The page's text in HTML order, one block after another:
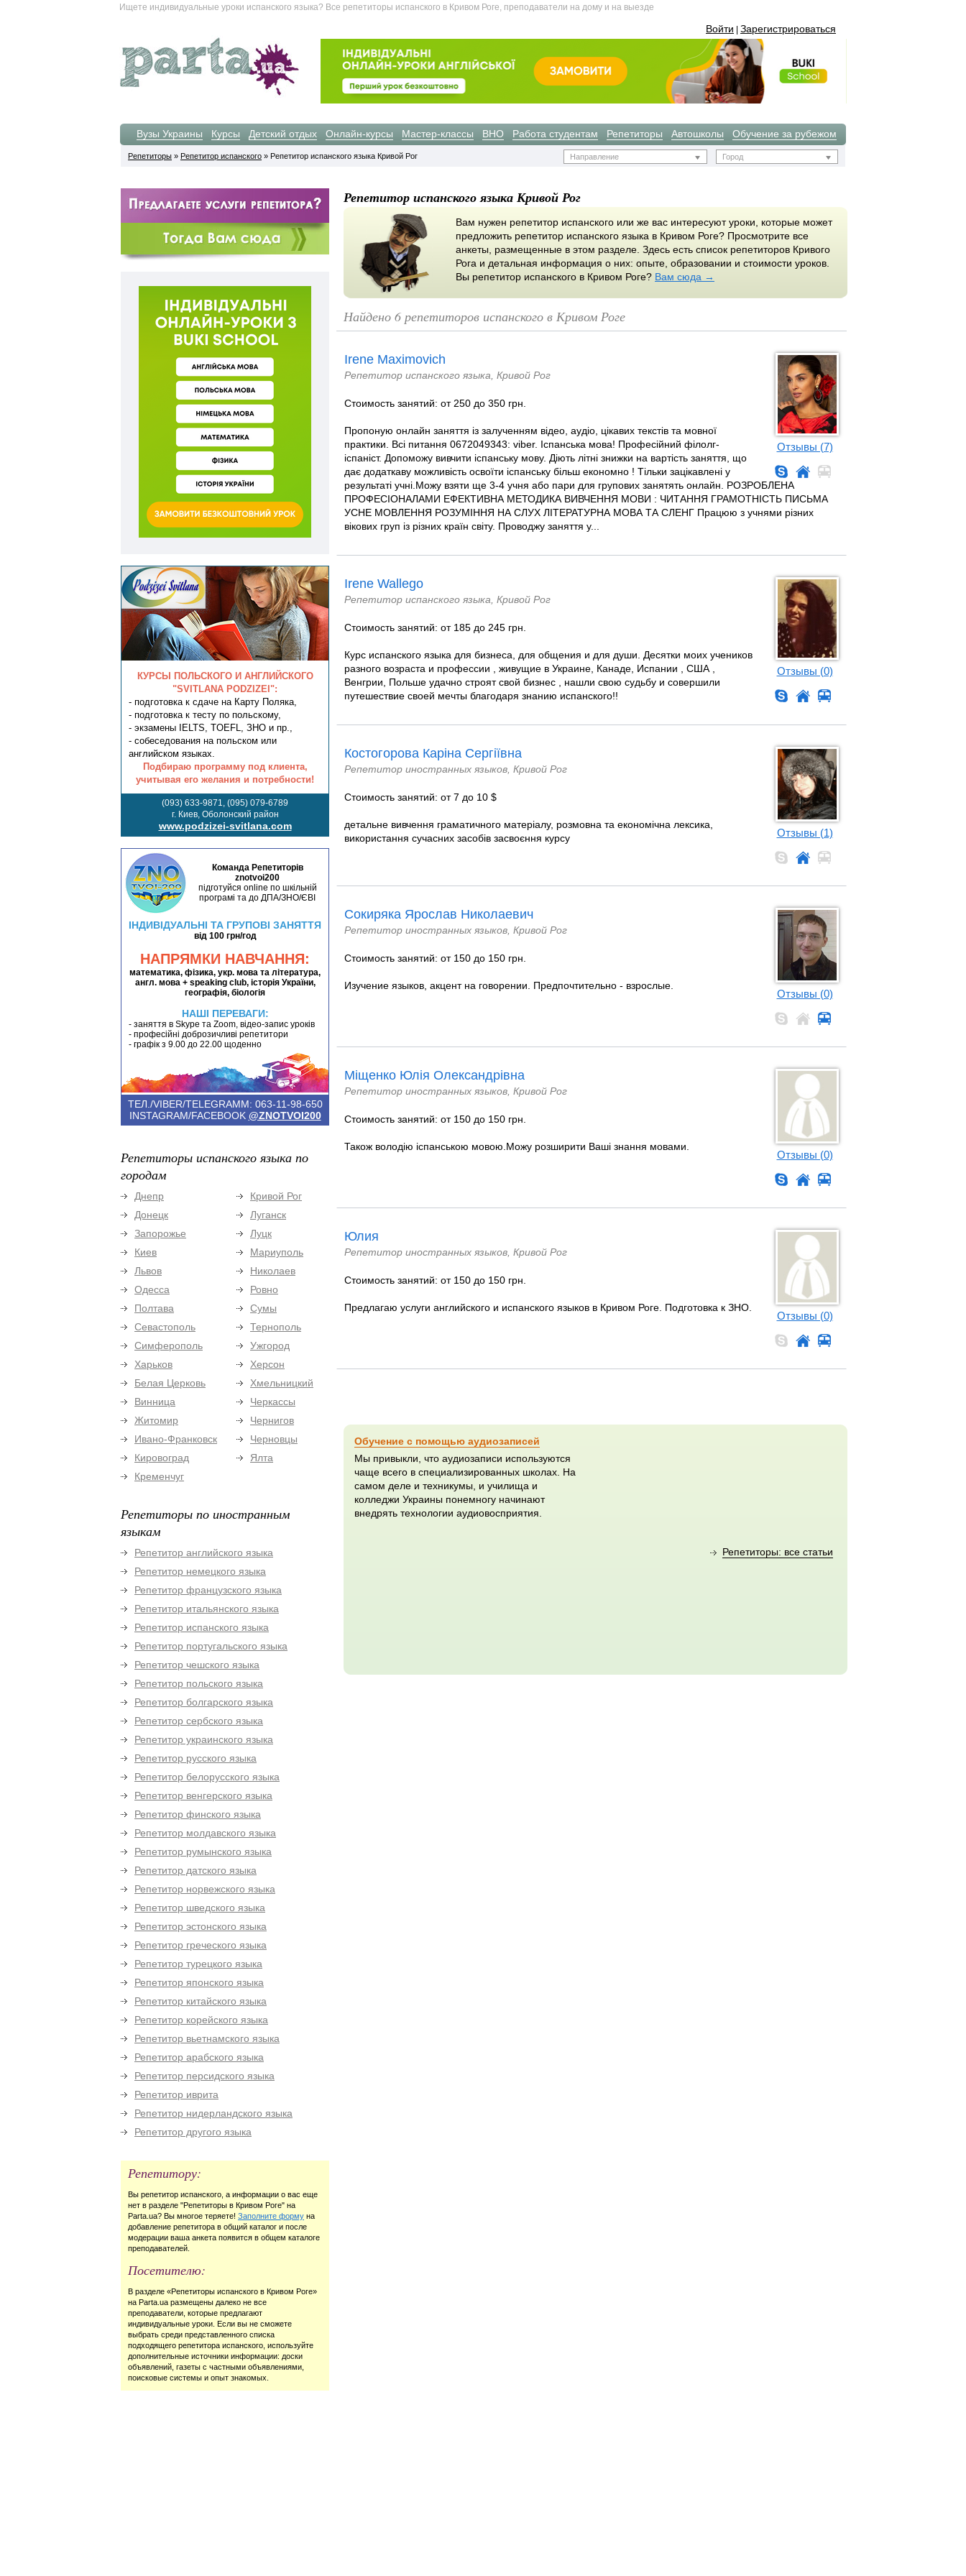
Ищете индивидуальные уроки испанского языка? Все репетиторы испанского в Кривом Роге, преподаватели на дому и на выезде
Войти Зарегистрироваться
Вузы Украины Курсы Детский отдых Онлайн-курсы Мастер-классы ВНО Работа студентам Репетиторы Автошколы Обучение за рубежом
Репетиторы » Репетитор испанского » Репетитор испанского языка Кривой Рог Направление Город
Репетитор испанского языка Кривой Рог
Вам нужен репетитор испанского или же вас интересуют уроки, которые может
предложить репетитор испанского языка в Кривом Роге? Просмотрите все
анкеты, размещенные в этом разделе. Здесь есть список репетиторов Кривого
Рога и детальная информация о них: опыте, образовании и стоимости уроков.
Вы репетитор испанского в Кривом Роге? Вам сюда →
Найдено 6 репетиторов испанского в Кривом Роге
Отзывы (7)
Irene Maximovich
Репетитор испанского языка, Кривой Рог
Стоимость занятий: от 250 до 350 грн.
Пропоную онлайн заняття із залученням відео, аудіо, цікавих текстів та мовної
практики. Всі питання 0672049343: viber. Іспанська мова! Професійний філолг-
іспаніст. Допоможу вивчити іспанську мову. Діють літні знижки на вартість заняття, що
дає додаткаву можливість освоїти іспанську більш економно ! Тільки зацікавлені у
результаті учні.Можу взяти ще 3-4 учня або пари для групових занятять онлайн. РОЗРОБЛЕНА
ПРОФЕСІОНАЛАМИ ЕФЕКТИВНА МЕТОДИКА ВИВЧЕННЯ МОВИ : ЧИТАННЯ ГРАМОТНІСТЬ ПИСЬМА
УСНЕ МОВЛЕННЯ РОЗУМІННЯ НА СЛУХ ЛІТЕРАТУРНА МОВА ТА СЛЕНГ Працюю з учнями різних
вікових груп із різних країн світу. Проводжу заняття у...
Отзывы (0)
Irene Wallego
Репетитор испанского языка, Кривой Рог
Стоимость занятий: от 185 до 245 грн.
Курс испанского языка для бизнеса, для общения и для души. Десятки моих учеников
разного возраста и профессии , живущие в Украине, Канаде, Испании , США ,
Венгрии, Польше удачно строят свой бизнес , нашли свою судьбу и совершили
путешествие своей мечты благодаря знанию испанского!!
Отзывы (1)
Костогорова Каріна Сергіївна
Репетитор иностранных языков, Кривой Рог
Стоимость занятий: от 7 до 10 $
детальне вивчення граматичного матеріалу, розмовна та економічна лексика,
використання сучасних засобів засвоєння курсу
Отзывы (0)
Сокиряка Ярослав Николаевич
Репетитор иностранных языков, Кривой Рог
Стоимость занятий: от 150 до 150 грн.
Изучение языков, акцент на говорении. Предпочтительно - взрослые.
Отзывы (0)
Міщенко Юлія Олександрівна
Репетитор иностранных языков, Кривой Рог
Стоимость занятий: от 150 до 150 грн.
Також володію іспанською мовою.Можу розширити Ваші знання мовами.
Отзывы (0)
Юлия
Репетитор иностранных языков, Кривой Рог
Стоимость занятий: от 150 до 150 грн.
Предлагаю услуги английского и испанского языков в Кривом Роге. Подготовка к ЗНО.
Обучение с помощью аудиозаписей
Мы привыкли, что аудиозаписи используются
чаще всего в специализированных школах. На
самом деле и техникумы, и училища и
колледжи Украины понемногу начинают
внедрять технологии аудиовосприятия.
Репетиторы: все статьи
КУРСЫ ПОЛЬСКОГО И АНГЛИЙСКОГО
"SVITLANA PODZIZEI":
- подготовка к сдаче на Карту Поляка,
- подготовка к тесту по польскому,
- экзамены IELTS, TOEFL, ЗНО и пр.,
- собеседования на польском или
английском языках.
Подбираю программу под клиента,
учитывая его желания и потребности!
(093) 633-9871, (095) 079-6789
г. Киев, Оболонский район
www.podzizei-svitlana.com
Команда Репетиторів
znotvoi200
підготуйся online по шкільній
програмі та до ДПА/ЗНО/ЄВІ
ІНДИВІДУАЛЬНІ ТА ГРУПОВІ ЗАНЯТТЯ
від 100 грн/год
НАПРЯМКИ НАВЧАННЯ:
математика, фізика, укр. мова та література,
англ. мова + speaking club, історія України,
географія, біологія
НАШІ ПЕРЕВАГИ:
- заняття в Skype та Zoom, відео-запис уроків
- професійні доброзичливі репетитори
- графік з 9.00 до 22.00 щоденно
ТЕЛ./VIBER/TELEGRAMM: 063-11-98-650
INSTAGRAM/FACEBOOK @ZNOTVOI200
Репетиторы испанского языка по
городам
Днепр
Донецк
Запорожье
Киев
Львов
Одесса
Полтава
Севастополь
Симферополь
Харьков
Белая Церковь
Винница
Житомир
Ивано-Франковск
Кировоград
Кременчуг
Кривой Рог
Луганск
Луцк
Мариуполь
Николаев
Ровно
Сумы
Тернополь
Ужгород
Херсон
Хмельницкий
Черкассы
Чернигов
Черновцы
Ялта
Репетиторы по иностранным
языкам
Репетитор английского языка
Репетитор немецкого языка
Репетитор французского языка
Репетитор итальянского языка
Репетитор испанского языка
Репетитор португальского языка
Репетитор чешского языка
Репетитор польского языка
Репетитор болгарского языка
Репетитор сербского языка
Репетитор украинского языка
Репетитор русского языка
Репетитор белорусского языка
Репетитор венгерского языка
Репетитор финского языка
Репетитор молдавского языка
Репетитор румынского языка
Репетитор датского языка
Репетитор норвежского языка
Репетитор шведского языка
Репетитор эстонского языка
Репетитор греческого языка
Репетитор турецкого языка
Репетитор японского языка
Репетитор китайского языка
Репетитор корейского языка
Репетитор вьетнамского языка
Репетитор арабского языка
Репетитор персидского языка
Репетитор иврита
Репетитор нидерландского языка
Репетитор другого языка
Репетитору:
Вы репетитор испанского, а информации о вас еще
нет в разделе "Репетиторы в Кривом Роге" на
Parta.ua? Вы многое теряете! Заполните форму на
добавление репетитора в общий каталог и после
модерации ваша анкета появится в общем каталоге
преподавателей.
Посетителю:
В разделе «Репетиторы испанского в Кривом Роге»
на Parta.ua размещены далеко не все
преподаватели, которые предлагают
индивидуальные уроки. Если вы не сможете
выбрать среди представленного списка
подходящего репетитора испанского, используйте
дополнительные источники информации: доски
объявлений, газеты с частными объявлениями,
поисковые системы и опыт знакомых.